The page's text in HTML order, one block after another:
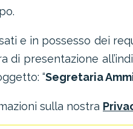
e in possesso dei
di presentazione
“Segretaria
sulla nostra